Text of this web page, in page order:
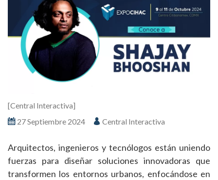
27 Septiembre 2024 Central Interactiva
[Central Interactiva]
Arquitectos, ingenieros y tecnólogos están uniendo
fuerzas para diseñar soluciones innovadoras que
transformen los entornos urbanos, enfocándose en